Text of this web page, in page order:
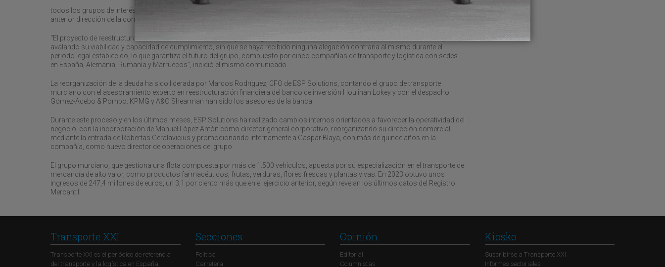
todos los grupos de interés, acreedores, clientes, empleados y el mercado en general, al trasladar la deuda acumulada bajo la
anterior dirección de la compañía del corto al largo plazo”, destaca ESP Solutions a través de un comunicado.
“El proyecto de reestructuración de deuda ha sido validado por el órgano jurisdiccional competente tras un exhaustivo análisis,
avalando su viabilidad y capacidad de cumplimiento, sin que se haya recibido ninguna alegación contraria al mismo durante el
periodo legal establecido, lo que garantiza el futuro del grupo, compuesto por cinco compañías de transporte y logística con sedes
en España, Alemania, Rumanía y Marruecos”, incidió el mismo comunicado.
La reorganización de la deuda ha sido liderada por Marcos Rodríguez, CFO de ESP Solutions, contando el grupo de transporte
murciano con el asesoramiento experto en reestructuración financiera del banco de inversión Houlihan Lokey y con el despacho
Gómez-Acebo & Pombo. KPMG y A&O Shearman han sido los asesores de la banca.
Durante este proceso y en los últimos meses, ESP Solutions ha realizado cambios internos orientados a favorecer la operatividad del
negocio, con la incorporación de Manuel López Antón como director general corporativo, reorganizando su dirección comercial
mediante la entrada de Robertas Geralavicius y promocionando internamente a Gaspar Blaya, con más de quince años en la
compañía, como nuevo director de operaciones del grupo.
El grupo murciano, que gestiona una flota compuesta por más de 1.500 vehículos, apuesta por su especialización en el transporte de
mercancía de alto valor, como productos farmacéuticos, frutas, verduras, flores frescas y plantas vivas. En 2023 obtuvo unos
ingresos de 247,4 millones de euros, un 3,1 por ciento más que en el ejercicio anterior, según revelan los últimos datos del Registro
Mercantil.
Transporte XXI
Transporte XXI es el periódico de referencia
del transporte y la logística en España,
Secciones
Política
Carretera
Opinión
Editorial
Columnistas
Kiosko
Suscribirse a Transporte XXI
Informes sectoriales